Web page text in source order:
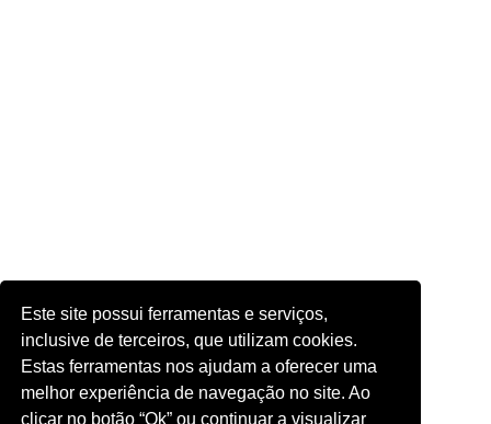
Este site possui ferramentas e serviços,
inclusive de terceiros, que utilizam cookies.
Estas ferramentas nos ajudam a oferecer uma
melhor experiência de navegação no site. Ao
clicar no botão “Ok” ou continuar a visualizar